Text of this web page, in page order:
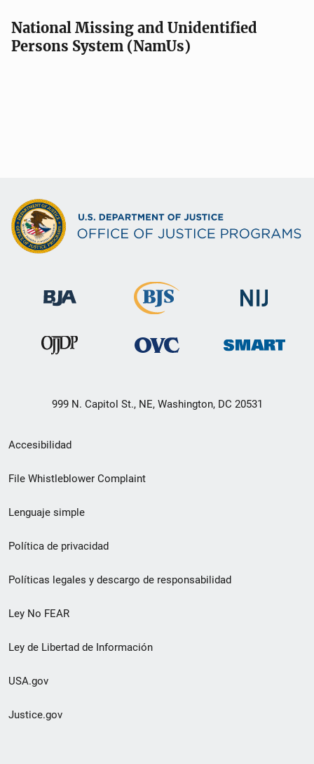
National Missing and Unidentified
Persons System (NamUs)
999 N. Capitol St., NE, Washington, DC 20531
Menú
de
de
pie
de
página
Accesibilidad
File Whistleblower Complaint
Lenguaje simple
Política de privacidad
Políticas legales y descargo de responsabilidad
Ley No FEAR
Ley de Libertad de Información
USA.gov
Justice.gov